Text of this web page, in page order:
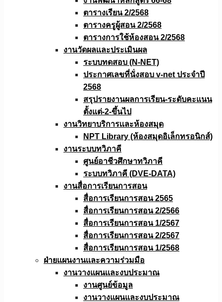
ตารางเรียน 2/2568
ตารางครูผู้สอน 2/2568
ตารางการใช้ห้องสอน 2/2568
งานวัดผลเเละประเมินผล
ระบบทดสอบ (N-NET)
ประกาศเลขที่นั่งสอบ v-net ประจำปี
2568
สรุปรายงานผลการเรียน-ระดับคะแนน
ตั้งแต่-2-ขึ้นไป
งานวิทยาบริการเเละห้องสมุด
NPT Library (ห้องสมุดอิเล็กทรอนิกส์)
งานระบบทวิภาคี
ศูนย์อาชีวศึกษาทวิภาคี
ระบบทวิภาคี (DVE-DATA)
งานสื่อการเรียนการสอน
สื่อการเรียนการสอน 2565
สื่อการเรียนการสอน 2/2566
สื่อการเรียนการสอน 1/2567
สื่อการเรียนการสอน 2/2567
สื่อการเรียนการสอน 1/2568
ฝ่ายแผนงานเเละความร่วมมือ
งานวางแผนเเละงบประมาณ
งานศูนย์ข้อมูล
งานวางแผนและงบประมาณ